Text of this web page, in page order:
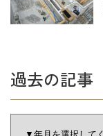
過去の記事